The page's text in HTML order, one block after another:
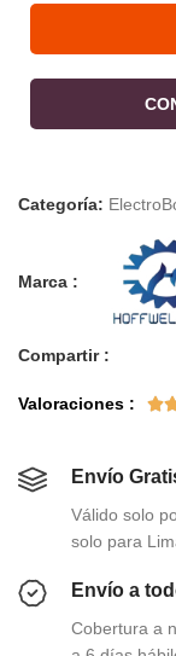
Categoría:
Marca :
Compartir :
Valoraciones : 
Envío
Válido solo
solo para
Envío a
Cobertura a